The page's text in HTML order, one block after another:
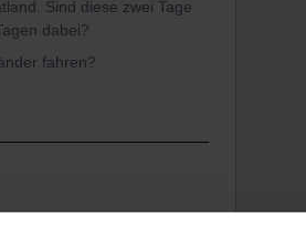
Sind diese zwei Tage
dabei?
fahren?